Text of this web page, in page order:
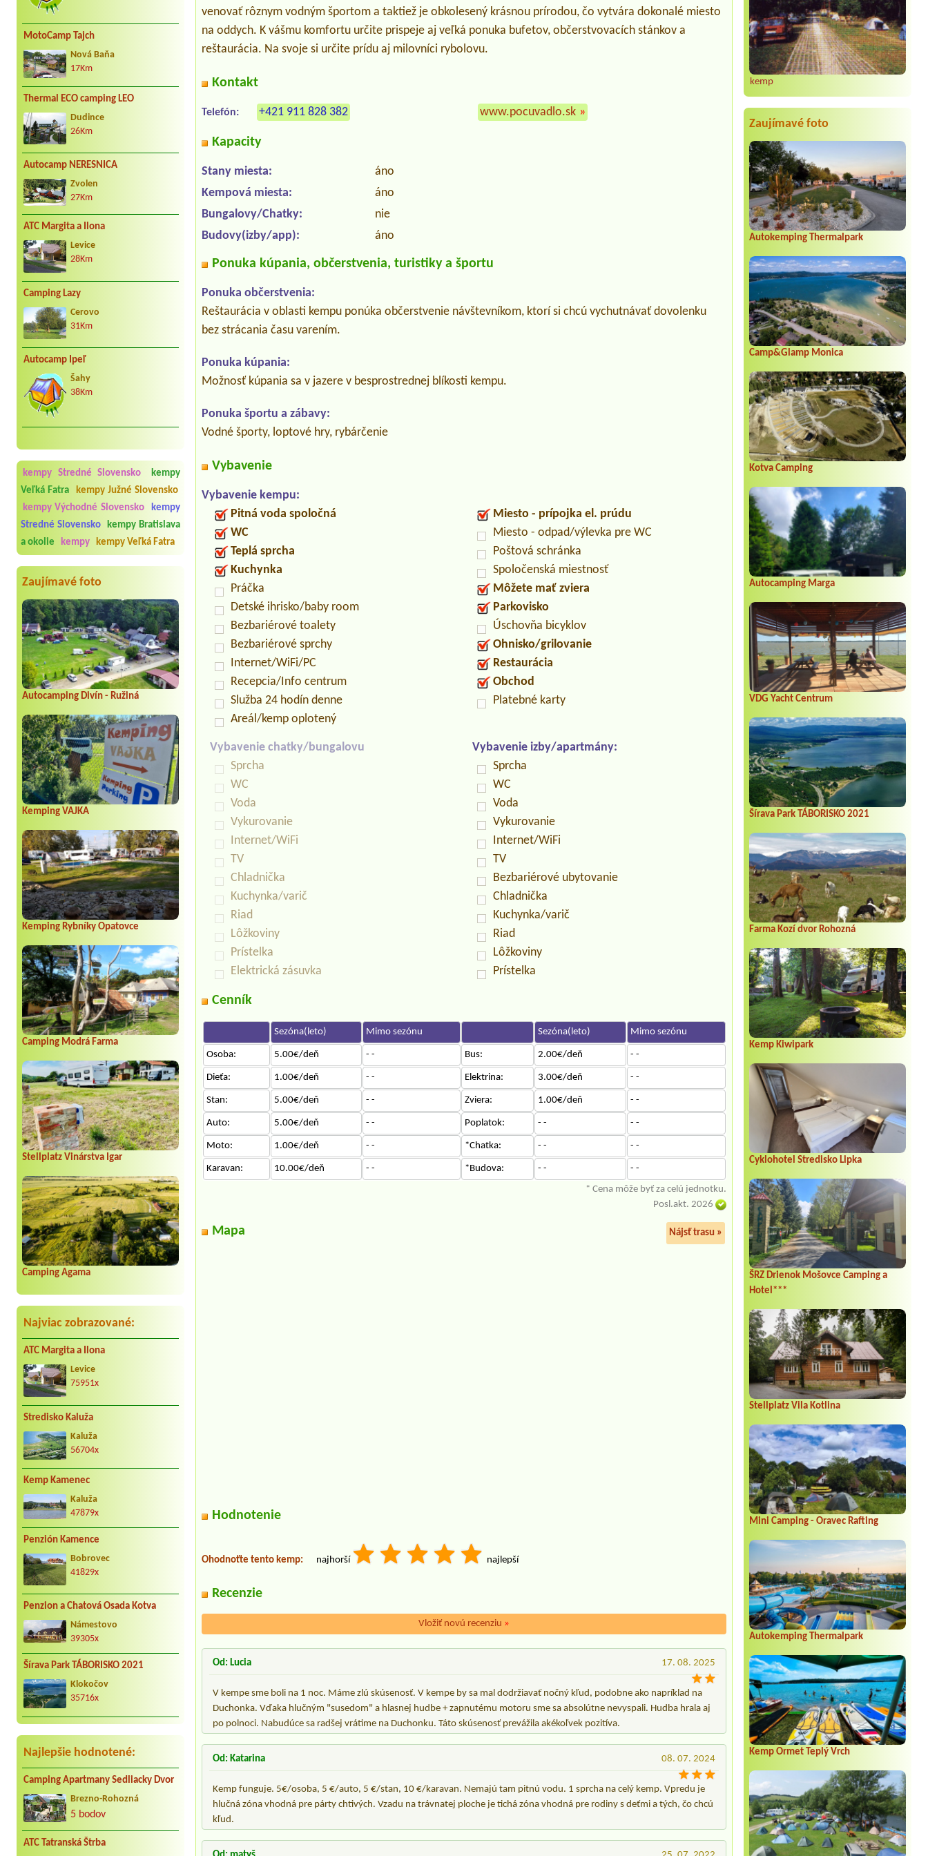
MotoCamp Tajch
Nová Baňa
17Km
Thermal ECO camping LEO
Dudince
26Km
Autocamp NERESNICA
Zvolen
27Km
ATC Margita a Ilona
Levice
28Km
Camping Lazy
Cerovo
31Km
Autocamp Ipeľ
Šahy
38Km
kempy Stredné Slovensko
kempy
Veľká Fatra
kempy Južné Slovensko
kempy Východné Slovensko
kempy
Stredné Slovensko
kempy Bratislava
a okolie
kempy kempy Veľká Fatra
Zaujímavé foto
Autocamping Divín - Ružiná
Kemping VAJKA
Kemping Rybníky Opatovce
Camping Modrá Farma
Stellplatz Vinárstva Igar
Camping Agama
Najviac zobrazované:
ATC Margita a Ilona
Levice
75951x
Stredisko Kaluža
Kaluža
56704x
Kemp Kamenec
Kaluža
47879x
Penzión Kamence
Bobrovec
41829x
Penzion a Chatová Osada Kotva
Námestovo
39305x
Šírava Park TÁBORISKO 2021
Klokočov
35716x
Najlepšie hodnotené:
Camping Apartmany Sedliacky Dvor
Brezno-Rohozná
5 bodov
ATC Tatranská Štrba
kemp
Zaujímavé foto
Autokemping Thermalpark
Camp&Glamp Monica
Kotva Camping
Autocamping Marga
VDG Yacht Centrum
Šírava Park TÁBORISKO 2021
Farma Kozí dvor Rohozná
Kemp Kiwipark
Cyklohotel Stredisko Lipka
ŠRZ Drienok Mošovce Camping a
Hotel***
Stellplatz Vila Kotlina
Mini Camping - Oravec Rafting
Autokemping Thermalpark
Kemp Ormet Teplý Vrch
venovať rôznym vodným športom a taktiež je obkolesený krásnou prírodou, čo vytvára dokonalé miesto
na oddych. K vášmu komfortu určite prispeje aj veľká ponuka bufetov, občerstvovacích stánkov a
reštaurácia. Na svoje si určite prídu aj milovníci rybolovu.
Kontakt
Telefón: +421 911 828 382 www.pocuvadlo.sk »
Kapacity
Stany miesta:
áno
Kempová miesta:
áno
Bungalovy/Chatky:
nie
Budovy(izby/app):
áno
Ponuka kúpania, občerstvenia, turistiky a športu
Ponuka občerstvenia:
Reštaurácia v oblasti kempu ponúka občerstvenie návštevníkom, ktorí si chcú vychutnávať dovolenku
bez strácania času varením.
Ponuka kúpania:
Možnosť kúpania sa v jazere v besprostrednej blíkosti kempu.
Ponuka športu a zábavy:
Vodné športy, loptové hry, rybárčenie
Vybavenie
Vybavenie kempu:
Pitná voda spoločná
WC
Teplá sprcha
Kuchynka
Práčka
Detské ihrisko/baby room
Bezbariérové toalety
Bezbariérové sprchy
Internet/WiFi/PC
Recepcia/Info centrum
Služba 24 hodín denne
Areál/kemp oplotený
Miesto - prípojka el. prúdu
Miesto - odpad/výlevka pre WC
Poštová schránka
Spoločenská miestnosť
Môžete mať zviera
Parkovisko
Úschovňa bicyklov
Ohnisko/grilovanie
Restaurácia
Obchod
Platebné karty
Vybavenie chatky/bungalovu
Sprcha
WC
Voda
Vykurovanie
Internet/WiFi
TV
Chladnička
Kuchynka/varič
Riad
Lôžkoviny
Prístelka
Elektrická zásuvka
Vybavenie izby/apartmány:
Sprcha
WC
Voda
Vykurovanie
Internet/WiFi
TV
Bezbariérové ubytovanie
Chladnička
Kuchynka/varič
Riad
Lôžkoviny
Prístelka
Cenník
Sezóna(leto) Mimo sezónu Sezóna(leto) Mimo sezónu
Osoba: 5.00€/deň - - Bus: 2.00€/deň - -
Dieťa: 1.00€/deň - - Elektrina: 3.00€/deň - -
Stan: 5.00€/deň - - Zviera: 1.00€/deň - -
Auto: 5.00€/deň - - Poplatok: - - - -
Moto: 1.00€/deň - - *Chatka: - - - -
Karavan: 10.00€/deň - - *Budova: - -
- -
* Cena môže byť za celú jednotku.
Posl.akt. 2026
Mapa Nájsť trasu »
Hodnotenie
Ohodnoťte tento kemp: najhorší najlepší
Recenzie
Vložiť novú recenziu »
17. 08. 2025
Od: Lucia
V kempe sme boli na 1 noc. Máme zlú skúsenosť. V kempe by sa mal dodržiavať nočný kľud, podobne ako napríklad na
Duchonka. Vďaka hlučným "susedom" a hlasnej hudbe + zapnutému motoru sme sa absolútne nevyspali. Hudba hrala aj
po polnoci. Nabudúce sa radšej vrátime na Duchonku. Táto skúsenosť prevážila akékoľvek pozitíva.
08. 07. 2024
Od: Katarina
Kemp funguje. 5€/osoba, 5 €/auto, 5 €/stan, 10 €/karavan. Nemajú tam pitnú vodu. 1 sprcha na celý kemp. Vpredu je
hlučná zóna vhodná pre párty chtivých. Vzadu na trávnatej ploche je tichá zóna vhodná pre rodiny s deťmi a tých, čo chcú
kľud.